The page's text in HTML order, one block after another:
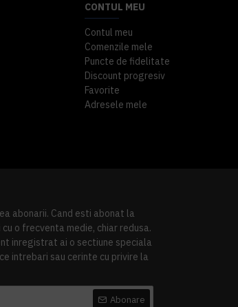
CONTUL MEU
Contul meu
Comenzile mele
Puncte de fidelitate
Discount progresiv
Favorite
Adresele mele
abonarii. Cand esti abonat la
o frecventa medie, chiar redusa.
inregistrat ai o sectiune speciala
intrebari sau cerinte cu privire la
Abonare